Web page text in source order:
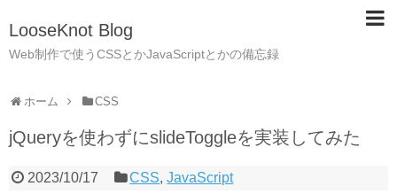
LooseKnot Blog
Web制作で使うCSSとかJavaScriptとかの備忘録
ホーム CSS
jQueryを使わずにslideToggleを実装してみた
2023/10/17 CSS,JavaScript